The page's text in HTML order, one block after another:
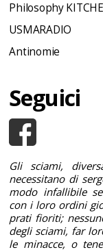
Philosophy
USMARADIO
Antinomie
Seguici
Gli sciami,
necessitano di
modo infallibile
con i loro ordini
prati fioriti;
degli sciami, far
le minacce, o